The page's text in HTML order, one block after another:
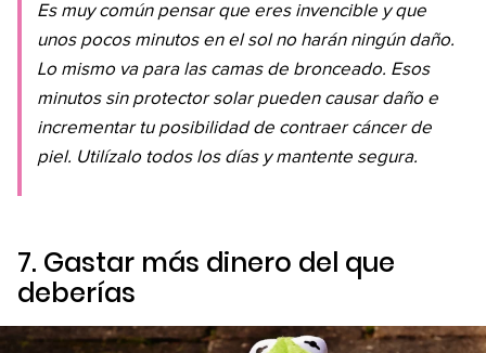
Es muy común pensar que eres invencible y que
unos pocos minutos en el sol no harán ningún daño.
Lo mismo va para las camas de bronceado. Esos
minutos sin protector solar pueden causar daño e
incrementar tu posibilidad de contraer cáncer de
piel. Utilízalo todos los días y mantente segura.
7. Gastar más dinero del que
deberías